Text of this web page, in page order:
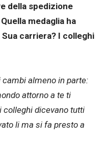
della spedizione
medaglia ha
carriera? I colleghi
almeno in parte:
attorno a te ti
colleghi dicevano tutti
li ma si fa presto a